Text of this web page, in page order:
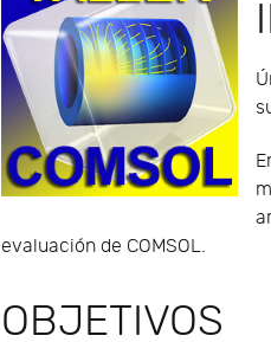
evaluación de COMSOL.
OBJETIVOS